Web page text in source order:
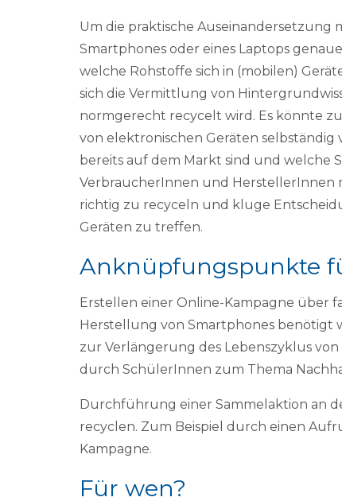
Um die praktische Auseinandersetzung
Smartphones oder eines Laptops
welche Rohstoffe sich in (mobilen)
sich die Vermittlung von
normgerecht recycelt wird. Es könnte
von elektronischen Geräten
bereits auf dem Markt sind und welche
VerbraucherInnen und HerstellerInnen
richtig zu recyceln und kluge
Geräten zu treffen.
Anknüpfungspunkte
Erstellen einer Online-Kampagne über
Herstellung von Smartphones benötigt
zur Verlängerung des Lebenszyklus
durch SchülerInnen zum Thema
Durchführung einer Sammelaktion an
recyclen. Zum Beispiel durch einen
Kampagne.
Für wen?